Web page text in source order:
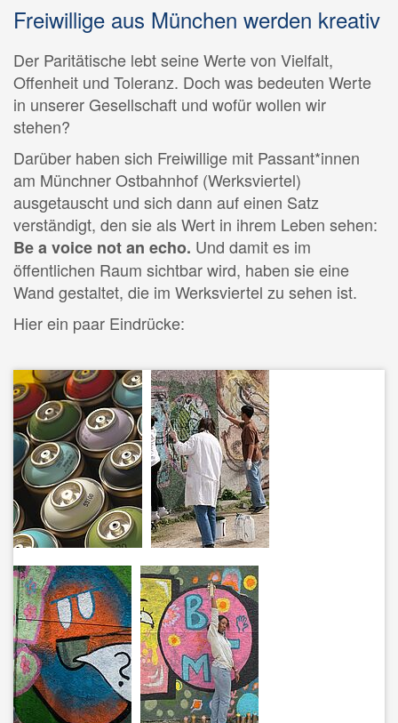
Freiwillige aus München werden kreativ
Der Paritätische lebt seine Werte von Vielfalt,
Offenheit und Toleranz. Doch was bedeuten Werte
in unserer Gesellschaft und wofür wollen wir
stehen?
Darüber haben sich Freiwillige mit Passant*innen
am Münchner Ostbahnhof (Werksviertel)
ausgetauscht und sich dann auf einen Satz
verständigt, den sie als Wert in ihrem Leben sehen:
Be a voice not an echo. Und damit es im
öffentlichen Raum sichtbar wird, haben sie eine
Wand gestaltet, die im Werksviertel zu sehen ist.
Hier ein paar Eindrücke: